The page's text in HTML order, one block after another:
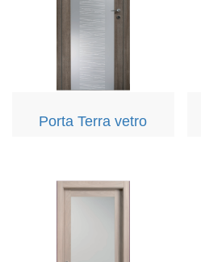
Porta Terra vetro